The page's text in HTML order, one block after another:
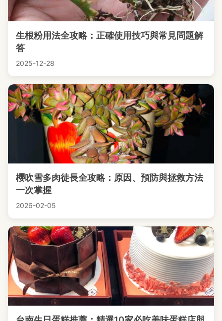
生根粉用法全攻略：正確使用技巧與常見問題解
答
2025-12-28
櫻吹雪多肉徒長全攻略：原因、預防與拯救方法
一次掌握
2026-02-05